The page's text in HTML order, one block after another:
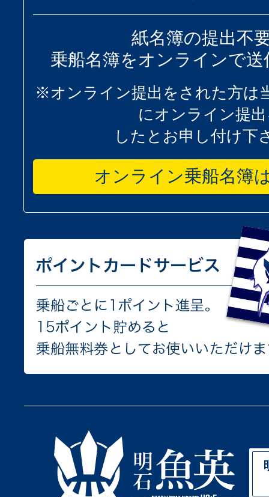
紙名簿の提出不
乗船名簿をオンラインで
※オンライン提出をされた方は
にオンライン提
したとお申し付け下
オンライン乗船名簿